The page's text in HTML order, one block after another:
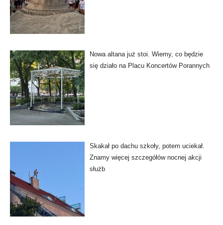
Nowa altana już stoi. Wiemy, co będzie
się działo na Placu Koncertów Porannych
Skakał po dachu szkoły, potem uciekał.
Znamy więcej szczegółów nocnej akcji
służb